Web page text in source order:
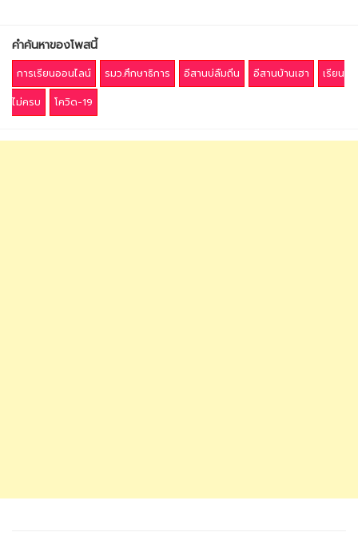
คำค้นหาของโพสนี้
การเรียนออนไลน์ รมว.ศึกษาธิการ อีสานบ่ลืมถิ่น อีสานบ้านเฮา
เรียน
ไม่ครบ
โควิด-19